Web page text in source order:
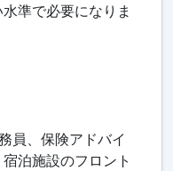
準で必要になりま
員、保険アドバイ
泊施設のフロント